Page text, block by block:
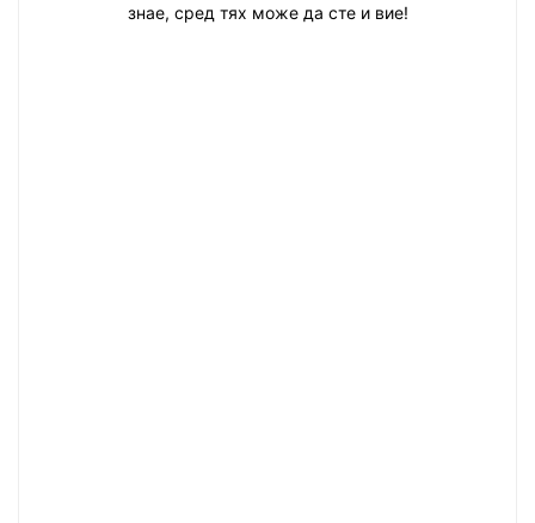
знае, сред тях може да сте и вие!